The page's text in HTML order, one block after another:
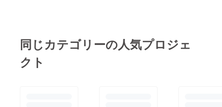
テーションを行い共感
の輪が広がったかと思
けたのも、FAAVOを通
じたご支援、ご協力を
のキャリア教育の可能
同じカテゴリーの人気プロジェ
クト